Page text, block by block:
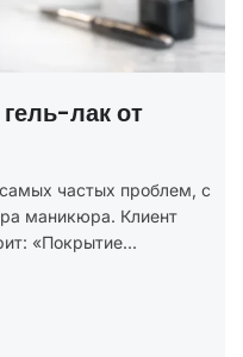
2025 —
национальный
бытовые.
технологических